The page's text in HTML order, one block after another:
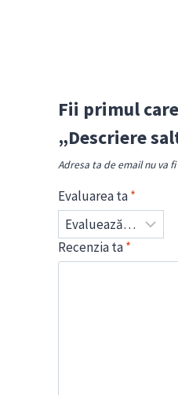
Fii primul
„Descriere
Adresa ta de email nu va
Evaluarea ta*
Recenzia ta*